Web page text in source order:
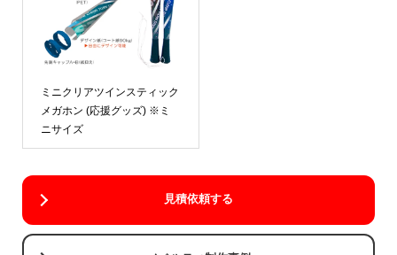
ミニクリアツインスティック
メガホン (応援グッズ) ※ミ
ニサイズ
見積依頼する